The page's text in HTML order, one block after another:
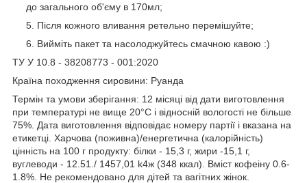
до загального об'єму в 170мл;
Після кожного вливання ретельно перемішуйте;
Вийміть пакет та насолоджуйтесь смачною кавою :)
ТУ У 10.8 - 38208773 - 001:2020
Країна походження сировини: Руанда
Термін та умови зберігання: 12 місяці від дати виготовлення
при температурі не вище 20°С і відносній вологості не більше
75%. Дата виготовлення відповідає номеру партії і вказана на
етикетці. Харчова (поживна)/енергетична (калорійність)
цінність на 100 г продукту: білки - 15,3 г, жири -15,1 г,
вуглеводи - 12.51./ 1457,01 k4ж (348 ккал). Вміст кофеіну 0.6-
1.8%. Не рекомендовано для дітей та вагітних жінок.